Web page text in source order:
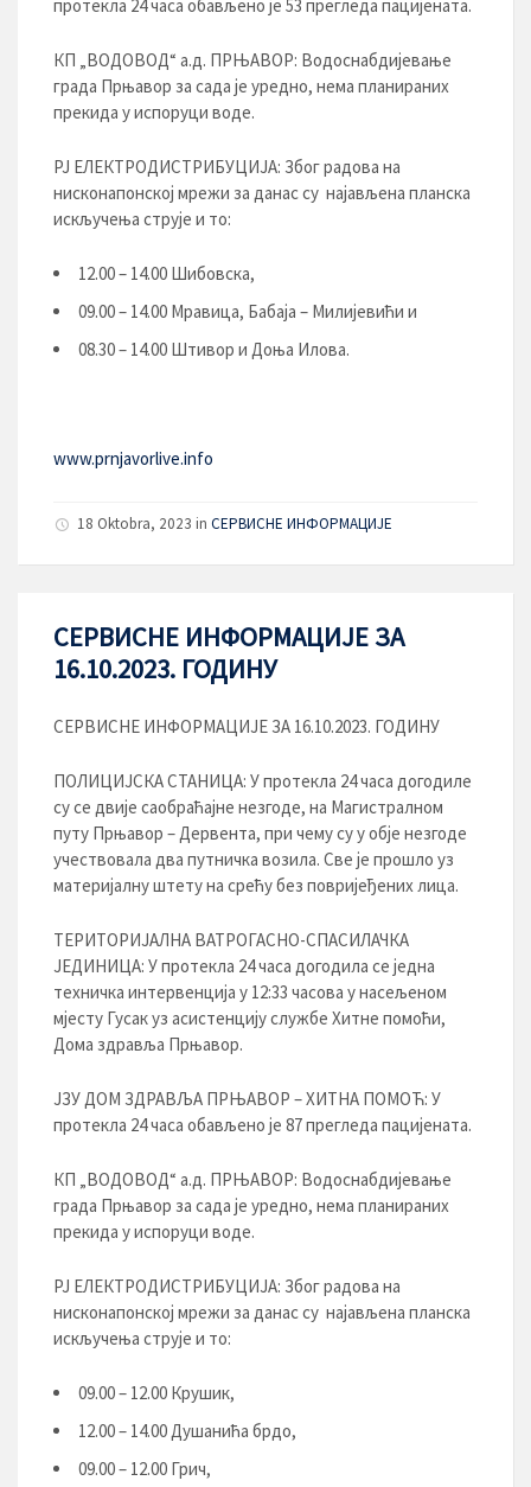
протекла 24 часа обављено је 53 прегледа пацијената.
КП „ВОДОВОД“ а.д. ПРЊАВОР: Водоснабдијевање
града Прњавор за сада је уредно, нема планираних
прекида у испоруци воде.
РЈ ЕЛЕКТРОДИСТРИБУЦИЈA: Због радова на
нисконапонској мрежи за данас су најављена планска
искључења струје и то:
12.00 – 14.00 Шибовска,
09.00 – 14.00 Мравица, Бабаја – Милијевићи и
08.30 – 14.00 Штивор и Доња Илова.
www.prnjavorlive.info
18 Oktobra, 2023 in СЕРВИСНЕ ИНФОРМАЦИЈЕ
СЕРВИСНЕ ИНФОРМАЦИЈЕ ЗА
16.10.2023. ГОДИНУ
СЕРВИСНЕ ИНФОРМАЦИЈЕ ЗА 16.10.2023. ГОДИНУ
ПОЛИЦИЈСКА СТАНИЦА: У протекла 24 часа догодиле
су се двије саобраћајне незгоде, на Магистралном
путу Прњавор – Дервента, при чему су у обје незгоде
учествовала два путничка возила. Све је прошло уз
материјалну штету на срећу без повријеђених лица.
ТЕРИТОРИЈАЛНА ВАТРОГАСНО-СПАСИЛАЧКА
ЈЕДИНИЦА: У протекла 24 часа догодила се једна
техничка интервенција у 12:33 часова у насељеном
мјесту Гусак уз асистенцију службе Хитне помоћи,
Дома здравља Прњавор.
ЈЗУ ДОМ ЗДРАВЉА ПРЊАВОР – ХИТНА ПОМОЋ: У
протекла 24 часа обављено је 87 прегледа пацијената.
КП „ВОДОВОД“ а.д. ПРЊАВОР: Водоснабдијевање
града Прњавор за сада је уредно, нема планираних
прекида у испоруци воде.
РЈ ЕЛЕКТРОДИСТРИБУЦИЈA: Због радова на
нисконапонској мрежи за данас су најављена планска
искључења струје и то:
09.00 – 12.00 Крушик,
12.00 – 14.00 Душанића брдо,
09.00 – 12.00 Грич,